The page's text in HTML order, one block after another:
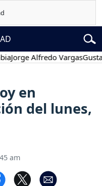
Alfredo VargasGustavo
en
del lunes,
am